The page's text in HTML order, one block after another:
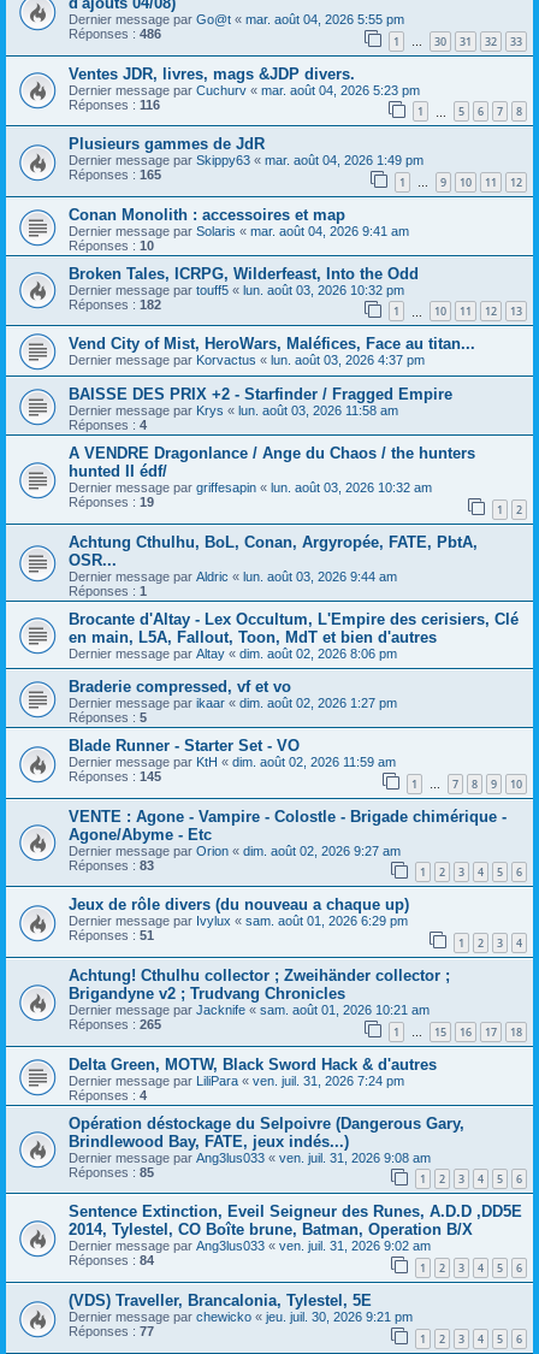
Dernier message par Go@t « mar. août 04, 2026 5:55 pm
Réponses : 486 1 … 30 31 32 33
Ventes JDR, livres, mags &JDP divers.
Dernier message par Cuchurv « mar. août 04, 2026 5:23 pm
Réponses : 116 1 5 6 7 8
Plusieurs gammes de JdR
Dernier message par Skippy63 « mar. août 04, 2026 1:49 pm
Réponses : 165 1 … 9 10 11 12
Conan Monolith : accessoires et map
Dernier message par Solaris « mar. août 04, 2026 9:41 am
Réponses : 10
Broken Tales, ICRPG, Wilderfeast, Into the Odd
Dernier message par touff5 « lun. août 03, 2026 10:32 pm
Réponses : 182 1 10 11 12 13
Vend City of Mist, HeroWars, Maléfices, Face au titan...
Dernier message par Korvactus « lun. août 03, 2026 4:37 pm
BAISSE DES PRIX +2 - Starfinder / Fragged Empire
Dernier message par Krys « lun. août 03, 2026 11:58 am
Réponses : 4
A VENDRE Dragonlance / Ange du Chaos / the hunters
hunted II édf/
Dernier message par griffesapin « lun. août 03, 2026 10:32 am
Réponses : 19 1 2
Achtung Cthulhu, BoL, Conan, Argyropée, FATE, PbtA,
OSR...
Dernier message par Aldric « lun. août 03, 2026 9:44 am
Réponses : 1
Brocante d'Altay - Lex Occultum, L'Empire des cerisiers, Clé
en main, L5A, Fallout, Toon, MdT et bien d'autres
Dernier message par Altay « dim. août 02, 2026 8:06 pm
Braderie compressed, vf et vo
Dernier message par ikaar « dim. août 02, 2026 1:27 pm
Réponses : 5
Blade Runner - Starter Set - VO
Dernier message par KtH « dim. août 02, 2026 11:59 am
Réponses : 145 1 … 7 8 9 10
VENTE : Agone - Vampire - Colostle - Brigade chimérique -
Agone/Abyme - Etc
Dernier message par Orion « dim. août 02, 2026 9:27 am
Réponses : 83 1 2 3 4 5 6
Jeux de rôle divers (du nouveau a chaque up)
Dernier message par Ivylux « sam. août 01, 2026 6:29 pm
Réponses : 51 1 2 3 4
Achtung! Cthulhu collector ; Zweihänder collector ;
Brigandyne v2 ; Trudvang Chronicles
Dernier message par Jacknife « sam. août 01, 2026 10:21 am
Réponses : 265 1 … 15 16 17 18
Delta Green, MOTW, Black Sword Hack & d'autres
Dernier message par LiliPara « ven. juil. 31, 2026 7:24 pm
Réponses : 4
Opération déstockage du Selpoivre (Dangerous Gary,
Brindlewood Bay, FATE, jeux indés...)
Dernier message par Ang3lus033 « ven. juil. 31, 2026 9:08 am
Réponses : 85 1 2 3 4 5 6
Sentence Extinction, Eveil Seigneur des Runes, A.D.D ,DD5E
2014, Tylestel, CO Boîte brune, Batman, Operation B/X
Dernier message par Ang3lus033 « ven. juil. 31, 2026 9:02 am
Réponses : 84 1 2 3 4 5 6
(VDS) Traveller, Brancalonia, Tylestel, 5E
Dernier message par chewicko « jeu. juil. 30, 2026 9:21 pm
Réponses : 77 1 2 3 4 5 6